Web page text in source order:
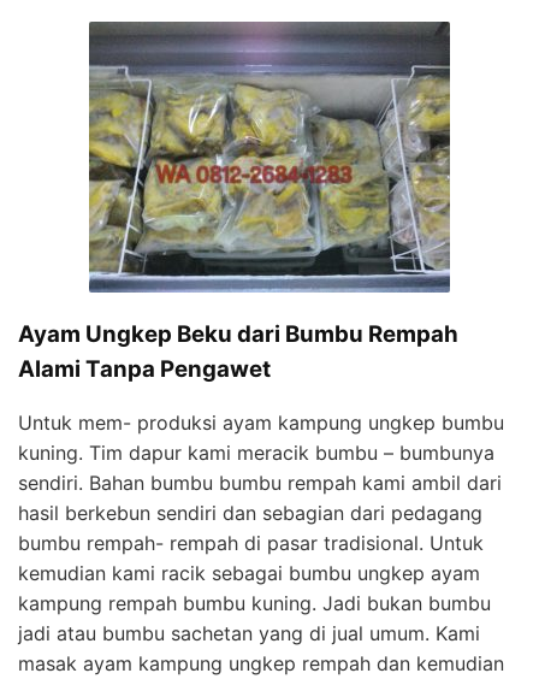
Ayam Ungkep Beku dari Bumbu Rempah
Alami Tanpa Pengawet
Untuk mem- produksi ayam kampung ungkep bumbu
kuning. Tim dapur kami meracik bumbu – bumbunya
sendiri. Bahan bumbu bumbu rempah kami ambil dari
hasil berkebun sendiri dan sebagian dari pedagang
bumbu rempah- rempah di pasar tradisional. Untuk
kemudian kami racik sebagai bumbu ungkep ayam
kampung rempah bumbu kuning. Jadi bukan bumbu
jadi atau bumbu sachetan yang di jual umum. Kami
masak ayam kampung ungkep rempah dan kemudian